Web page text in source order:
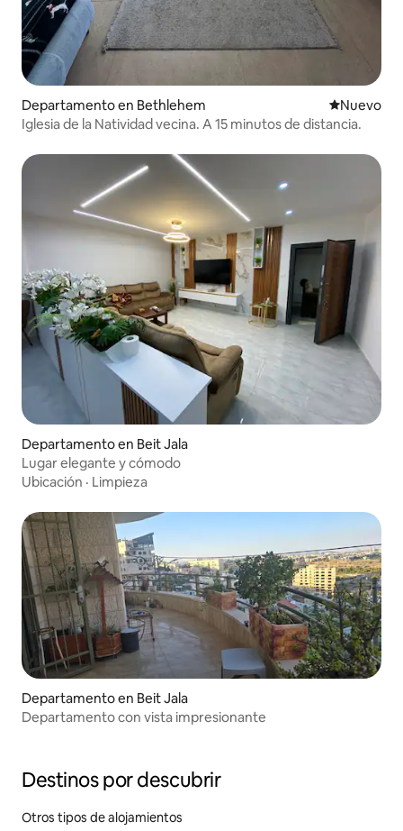
Departamento en Bethlehem Lugar
Nuevo
Iglesia de la Natividad vecina. A 15 minutos de distancia.
Departamento en Beit Jala
Lugar elegante y cómodo
Ubicación · Limpieza
Departamento en Beit Jala
Departamento con vista impresionante
Destinos por descubrir
Otros tipos de alojamientos